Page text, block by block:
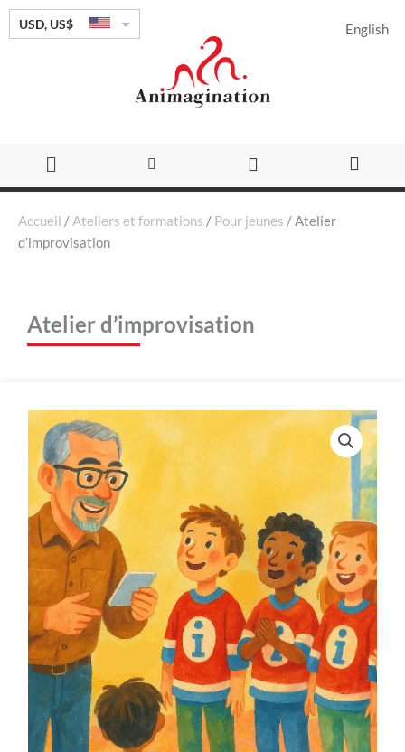
Aller
USD, US$ English
Flyout
Menu
Accueil / Ateliers et formations / Pour jeunes / Atelier
d’improvisation
Atelier d’improvisation